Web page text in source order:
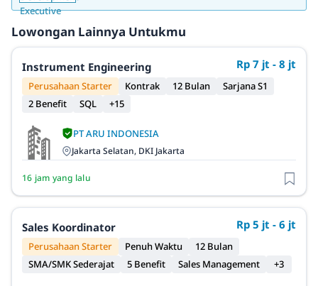
Lowongan Lainnya Untukmu
Instrument Engineering Rp 7 jt - 8 jt
Perusahaan Starter Kontrak 12 Bulan
Sarjana S1
2 Benefit
SQL +15
PT ARU INDONESIA
Jakarta Selatan, DKI Jakarta
16 jam yang lalu
Sales Koordinator Rp 5 jt - 6 jt
Perusahaan Starter Penuh Waktu
12 Bulan
SMA/SMK Sederajat
5 Benefit Sales Management +3